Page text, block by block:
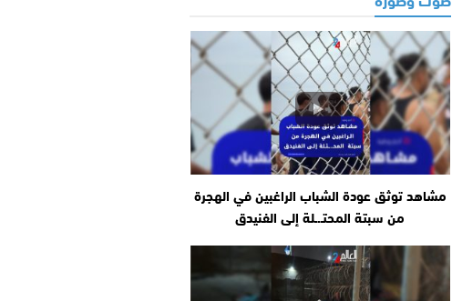
مشاهد توثق عودة الشباب الراغبين في الهجرة
من سبتة المحتـ.ـلة إلى الفنيدق